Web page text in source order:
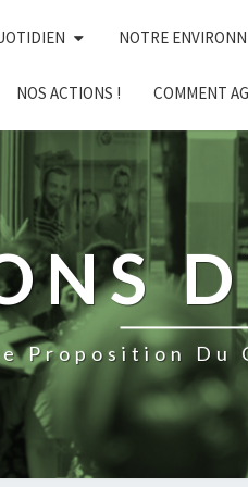
NOTRE
NOS ACTIONS ! COMMENT
Proposition